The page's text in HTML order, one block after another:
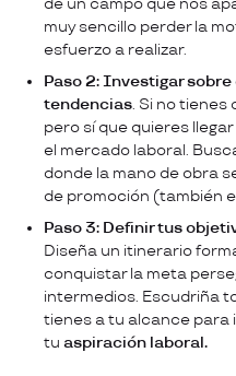
de un campo que nos
muy sencillo perder la
esfuerzo a realizar.
Paso 2: Investigar
tendencias. Si no tienes
pero sí que quieres
el mercado laboral.
donde la mano de obra
de promoción (también
Paso 3: Definir tus
Diseña un itinerario
conquistar la meta
intermedios. Escudriña
tienes a tu alcance para
tu aspiración laboral.